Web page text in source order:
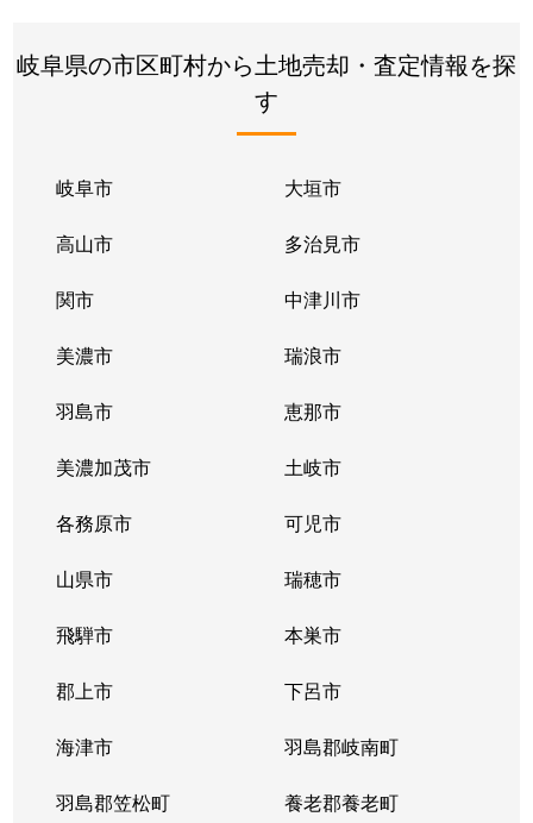
川島松倉町
520万円
木曽川
1,100万円
川島緑町
700万円
川島緑町
710万円
木曽川
川島緑町
530万円
木曽川
下中屋町
30万円
新鵜沼台
1,300万円
蘇原旭町
610万円
蘇原旭町
590万円
蘇原菊園町
880万円
蘇原菊園町
2,000万円
蘇原希望町
1,700万円
蘇原申子町
1,500万円
六軒(岐阜)
蘇原申子町
3,800万円
六軒(岐阜)
岐阜県の市区町村から土地売却・査定情報を探
す
岐阜市 大垣市
高山市 多治見市
関市 中津川市
美濃市 瑞浪市
羽島市 恵那市
美濃加茂市 土岐市
各務原市 可児市
山県市 瑞穂市
飛騨市 本巣市
郡上市 下呂市
海津市 羽島郡岐南町
羽島郡笠松町 養老郡養老町